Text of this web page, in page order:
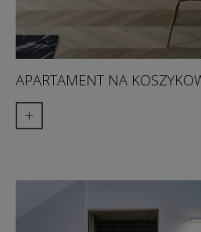
APARTAMENT NA
+